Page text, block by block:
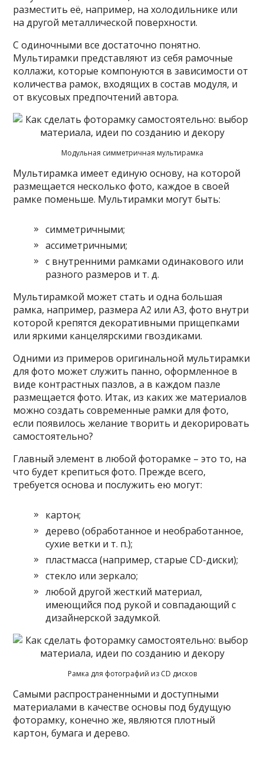
разместить её, например, на холодильнике или
на другой металлической поверхности.
С одиночными все достаточно понятно.
Мультирамки представляют из себя рамочные
коллажи, которые компонуются в зависимости от
количества рамок, входящих в состав модуля, и
от вкусовых предпочтений автора.
Модульная симметричная мультирамка
Мультирамка имеет единую основу, на которой
размещается несколько фото, каждое в своей
рамке поменьше. Мультирамки могут быть:
симметричными;
ассиметричными;
с внутренними рамками одинакового или
разного размеров и т. д.
Мультирамкой может стать и одна большая
рамка, например, размера А2 или А3, фото внутри
которой крепятся декоративными прищепками
или яркими канцелярскими гвоздиками.
Одними из примеров оригинальной мультирамки
для фото может служить панно, оформленное в
виде контрастных пазлов, а в каждом пазле
размещается фото. Итак, из каких же материалов
можно создать современные рамки для фото,
если появилось желание творить и декорировать
самостоятельно?
Главный элемент в любой фоторамке – это то, на
что будет крепиться фото. Прежде всего,
требуется основа и послужить ею могут:
картон;
дерево (обработанное и необработанное,
сухие ветки и т. п.);
пластмасса (например, старые CD-диски);
стекло или зеркало;
любой другой жесткий материал,
имеющийся под рукой и совпадающий с
дизайнерской задумкой.
Рамка для фотографий из CD дисков
Самыми распространенными и доступными
материалами в качестве основы под будущую
фоторамку, конечно же, являются плотный
картон, бумага и дерево.